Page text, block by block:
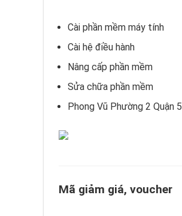
Cài phần mềm máy tính
Cài hệ điều hành
Nâng cấp phần mềm
Sửa chữa phần mềm
Phong Vũ Phường 2 Quận 5
Mã giảm giá, voucher